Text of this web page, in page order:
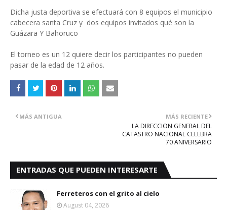
Dicha justa deportiva se efectuará con 8 equipos el municipio
cabecera santa Cruz y dos equipos invitados qué son la
Guázara Y Bahoruco
El torneo es un 12 quiere decir los participantes no pueden
pasar de la edad de 12 años.
MÁS RECIENTE
LA DIRECCION GENERAL DEL
CATASTRO NACIONAL CELEBRA
70 ANIVERSARIO
MÁS ANTIGUA
ENTRADAS QUE PUEDEN INTERESARTE
Ferreteros con el grito al cielo
August 04, 2026